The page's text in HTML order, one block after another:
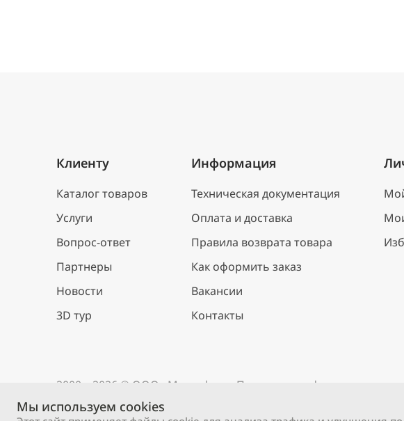
Клиенту
Каталог товаров
Услуги
Вопрос-ответ
Партнеры
Новости
3D тур
Информация
Техническая документация
Оплата и доставка
Правила возврата товара
Как оформить заказ
Вакансии
Контакты
2000 – 2026 © ООО «М-профиль» Политика конфиденциальности
Мы используем cookies